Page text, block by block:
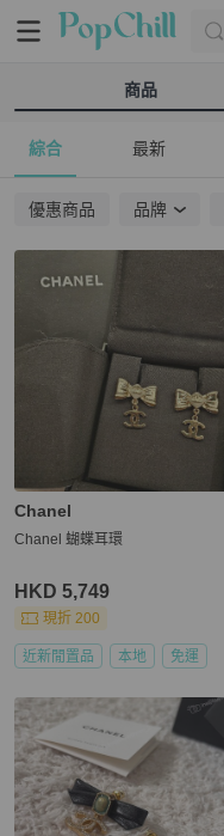
商品
綜合 最新
優惠商品 品牌
Chanel
Chanel 蝴蝶耳環
HKD 5,749
現折 200
近新閒置品 本地 免運